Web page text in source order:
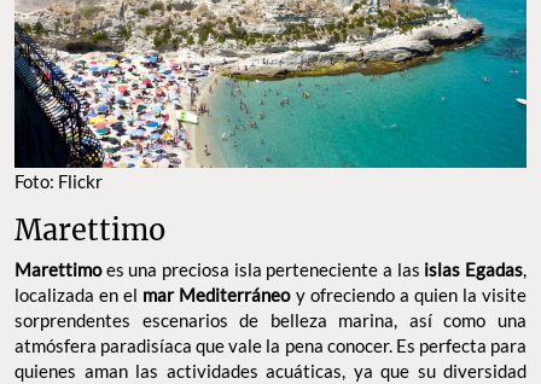
FOTO: FLICKR
Marettimo
Marettimoes una preciosa isla perteneciente a lasislas